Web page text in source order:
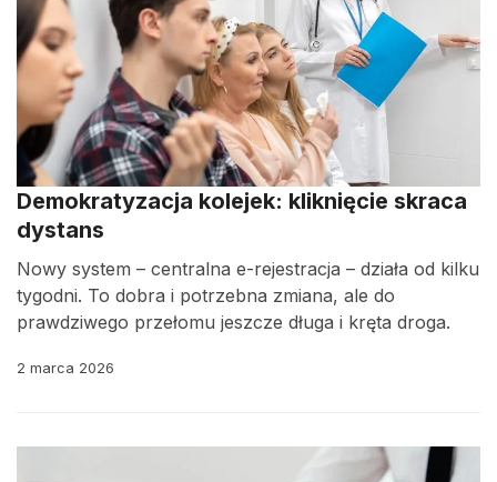
Demokratyzacja kolejek: kliknięcie skraca
dystans
Nowy system – centralna e-rejestracja – działa od kilku
tygodni. To dobra i potrzebna zmiana, ale do
prawdziwego przełomu jeszcze długa i kręta droga.
2 marca 2026